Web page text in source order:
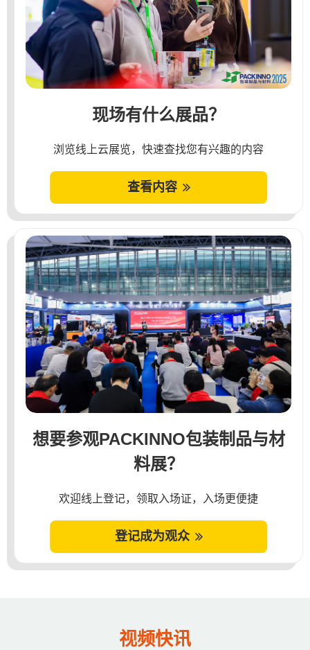
现场有什么展品？
浏览线上云展览，快速查找您有兴趣的内容
查看内容
想要参观PACKINNO包装制品与材
料展？
欢迎线上登记，领取入场证，入场更便捷
登记成为观众
视频快讯